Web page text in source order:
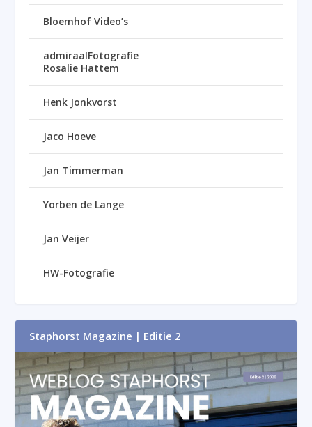
Bloemhof Video’s
admiraalFotografie
Rosalie Hattem
Henk Jonkvorst
Jaco Hoeve
Jan Timmerman
Yorben de Lange
Jan Veijer
HW-Fotografie
Staphorst Magazine | Editie 2